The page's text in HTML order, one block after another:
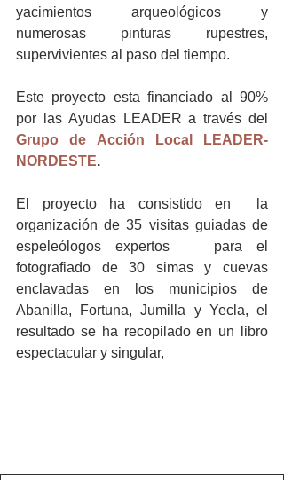
yacimientos arqueológicos y
numerosas pinturas rupestres,
supervivientes al paso del tiempo.
Este proyecto esta financiado al 90%
Grupo de Acción Local LEADER-
NORDESTE.
El proyecto ha consistido en  la
organización de 35 visitas guiadas de
espeleólogos expertos   para el
fotografiado de 30 simas y cuevas
enclavadas en los municipios de
Abanilla, Fortuna, Jumilla y Yecla, el
resultado se ha recopilado en un libro
espectacular y singular,